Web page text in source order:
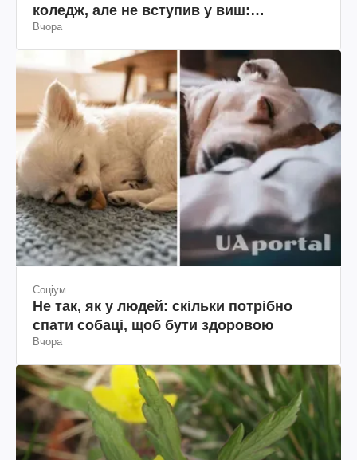
коледж, але не вступив у виш:
пояснення юриста
Вчора
Соціум
Не так, як у людей: скільки потрібно
спати собаці, щоб бути здоровою
Вчора